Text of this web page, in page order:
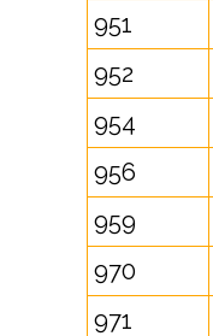
951
952
954
956
959
970
971